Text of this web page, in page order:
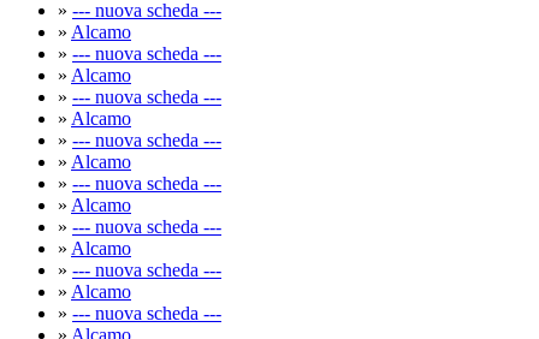
» --- nuova scheda ---
» Alcamo
» --- nuova scheda ---
» Alcamo
» --- nuova scheda ---
» Alcamo
» --- nuova scheda ---
» Alcamo
» --- nuova scheda ---
» Alcamo
» --- nuova scheda ---
» Alcamo
» --- nuova scheda ---
» Alcamo
» --- nuova scheda ---
» Alcamo